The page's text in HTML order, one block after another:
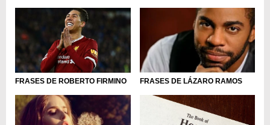
FRASES DE ROBERTO FIRMINO FRASES DE LÁZARO RAMOS